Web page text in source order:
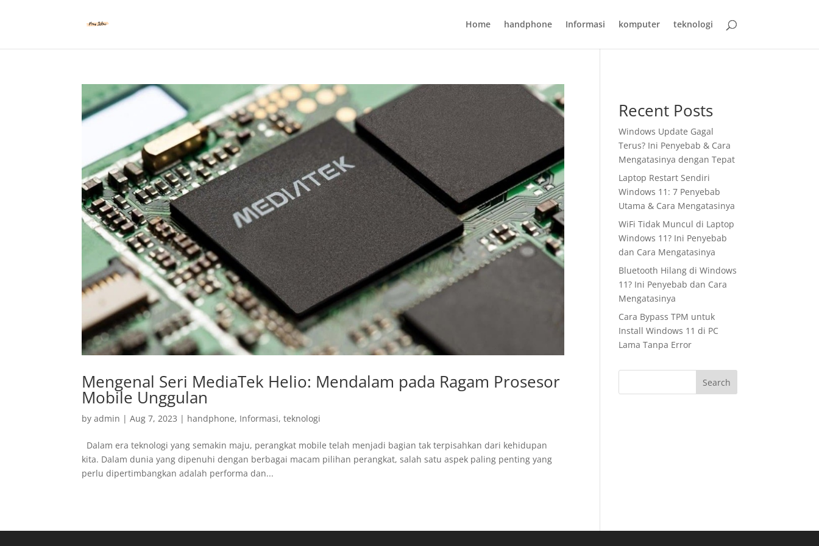
Home handphone Informasi komputer teknologi
Mengenal Seri MediaTek Helio: Mendalam pada Ragam Prosesor
Mobile Unggulan
byadmin |Aug 7, 2023 | handphone, Informasi,teknologi
Dalam era teknologi yang semakin maju, perangkat mobile telah menjadi bagian tak terpisahkan dari kehidupan
kita. Dalam dunia yang dipenuhi dengan berbagai macam pilihan perangkat, salah satu aspek paling penting yang
perlu dipertimbangkan adalah performa dan...
Recent Posts
Windows Update Gagal
Terus? Ini Penyebab & Cara
Mengatasinya dengan Tepat
Laptop Restart Sendiri
Windows 11: 7 Penyebab
Utama & Cara Mengatasinya
WiFi Tidak Muncul di Laptop
Windows 11? Ini Penyebab
dan Cara Mengatasinya
Bluetooth Hilang di Windows
11? Ini Penyebab dan Cara
Mengatasinya
Cara Bypass TPM untuk
Install Windows 11 di PC
Lama Tanpa Error
Search